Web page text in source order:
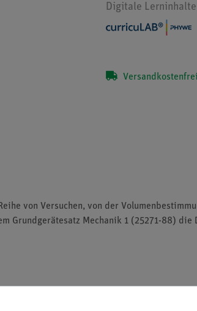
Digitale Lerninhalte
von Versuchen, von der
Grundgerätesatz Mechanik 1 (25271-88)